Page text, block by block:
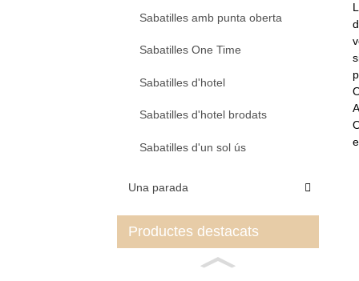
Sabatilles amb punta oberta
Sabatilles One Time
Sabatilles d'hotel
Sabatilles d'hotel brodats
Sabatilles d'un sol ús
Una parada
Productes destacats